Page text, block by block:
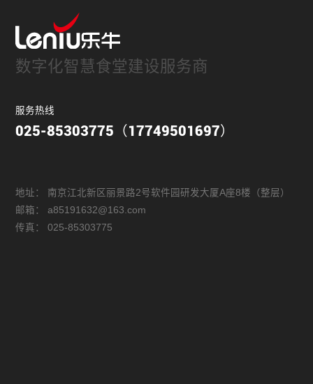
数字化智慧食堂建设服务商
服务热线
025-85303775（17749501697）
地址：
南京江北新区丽景路2号软件园研发大厦A座8楼（整层）
邮箱：
a85191632@163.com
传真：
025-85303775